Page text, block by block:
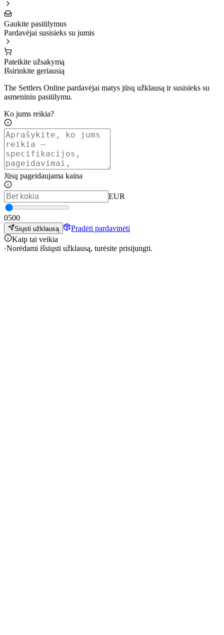
Gaukite pasiūlymus
Pardavėjai susisieks su jumis
Pateikite užsakymą
Išsirinkite geriausią
The Settlers Online pardavėjai matys jūsų užklausą ir susisieks su
asmeniniu pasiūlymu.
Ko jums reikia?
Jūsų pageidaujama kaina
EUR
0500
Siųsti užklausą
Pradėti pardavinėti
Kaip tai veikia
·Norėdami išsiųsti užklausą, turėsite prisijungti.